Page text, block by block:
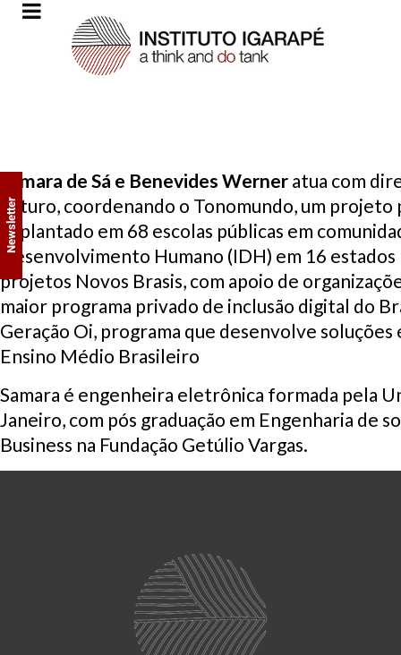
Samara de Sá e Benevides Werner atua com
Futuro, coordenando o Tonomundo, um
implantado em 68 escolas públicas em
Desenvolvimento Humano (IDH) em 16
projetos Novos Brasis, com apoio de
maior programa privado de inclusão digital do
Geração Oi, programa que desenvolve
Ensino Médio Brasileiro
Samara é engenheira eletrônica formada pela
Janeiro, com pós graduação em Engenharia de
Business na Fundação Getúlio Vargas.
Newsletter